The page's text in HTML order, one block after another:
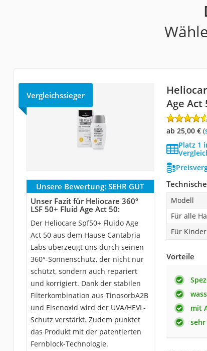
Vergleichssieger
Age Act
ab 25,00 €(
Platz 1
Unsere Bewertung: SEHR GUT
Unser Fazit für Heliocare 360º
LSF 50+ Fluid Age Act 50:
Der Heliocare Spf50+ Fluido Age
Act 50 aus dem Hause Cantabria
Labs überzeugt uns durch seinen
360°-Sonnenschutz, der nicht nur
schützt, sondern auch repariert
und korrigiert. Dank der stabilen
Filterkombination aus TinosorbA2B
und Eisenoxid wird der UVA/HEVL-
Schutz verstärkt. Zudem punktet
das Produkt mit der patentierten
Fernblock-Technologie.
Modell
Für alle
Für
Vorteile
mit